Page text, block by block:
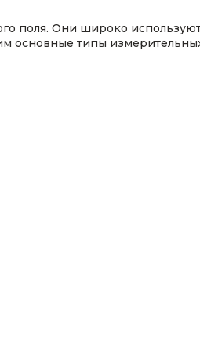
поля. Они широко
основные типы